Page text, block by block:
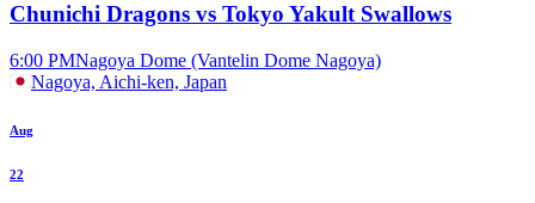
Chunichi Dragons vs Tokyo Yakult Swallows
6:00 PMNagoya Dome (Vantelin Dome Nagoya)
Nagoya, Aichi-ken, Japan
Aug
22